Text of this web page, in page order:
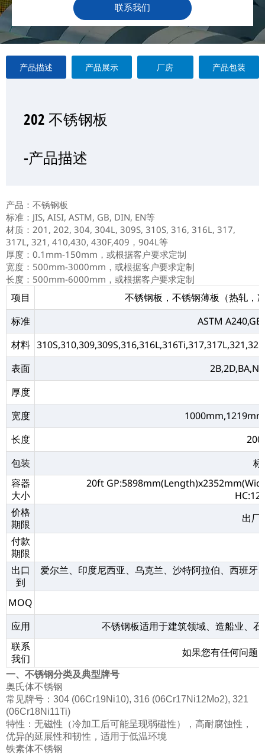
联系我们
产品描述 产品展示 厂房 产品包装
202 不锈钢板
-产品描述
产品：不锈钢板
标准：JIS, AISI, ASTM, GB, DIN, EN等
材质：201, 202, 304, 304L, 309S, 310S, 316, 316L, 317,
317L, 321, 410,430, 430F,409，904L等
厚度：0.1mm-150mm，或根据客户要求定制
宽度：500mm-3000mm，或根据客户要求定制
长度：500mm-6000mm，或根据客户要求定制
项目
不锈钢板，不锈钢薄板（热轧，
标准
ASTM
材料
表面
厚度
宽度
长度
包装
标
容器
大小
20ft
价格
期限
出厂
付款
期限
出口
到
爱尔兰、印度尼西亚、乌克兰、沙特阿拉伯、西班
MOQ
应用
不锈钢板适用于建筑领域、造船业、
联系
我们
如果您有任何问题
一、不锈钢分类及典型牌号
奥氏体不锈钢
常见牌号：304 (06Cr19Ni10), 316 (06Cr17Ni12Mo2), 321
(06Cr18Ni11Ti)
特性：无磁性（冷加工后可能呈现弱磁性），高耐腐蚀性，
优异的延展性和韧性，适用于低温环境
铁素体不锈钢
202 不锈钢板
—产品展示
202 不锈钢板
-厂房
202 不锈钢板
-产品包装